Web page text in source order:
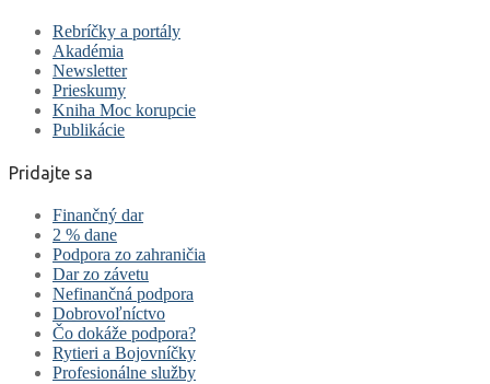
Rebríčky a portály
Akadémia
Newsletter
Prieskumy
Kniha Moc korupcie
Publikácie
Pridajte sa
Finančný dar
2 % dane
Podpora zo zahraničia
Dar zo závetu
Nefinančná podpora
Dobrovoľníctvo
Čo dokáže podpora?
Rytieri a Bojovníčky
Profesionálne služby